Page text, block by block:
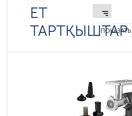
ЕТ
ТАРТҚЫШТАР
ПОКАЗАТЬ
тартқыштар
арналған